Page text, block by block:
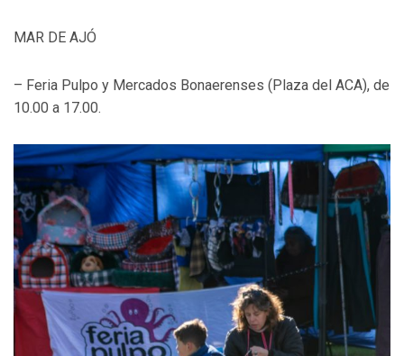
MAR DE AJÓ
– Feria Pulpo y Mercados Bonaerenses (Plaza del ACA), de
10.00 a 17.00.